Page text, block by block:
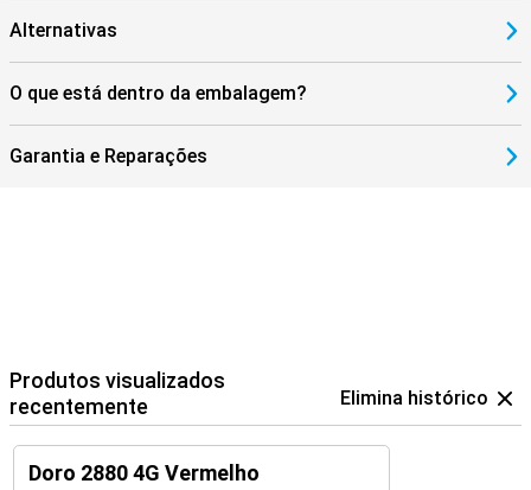
Alternativas
O que está dentro da embalagem?
Garantia e Reparações
Produtos visualizados
recentemente
Elimina histórico
Doro 2880 4G Vermelho